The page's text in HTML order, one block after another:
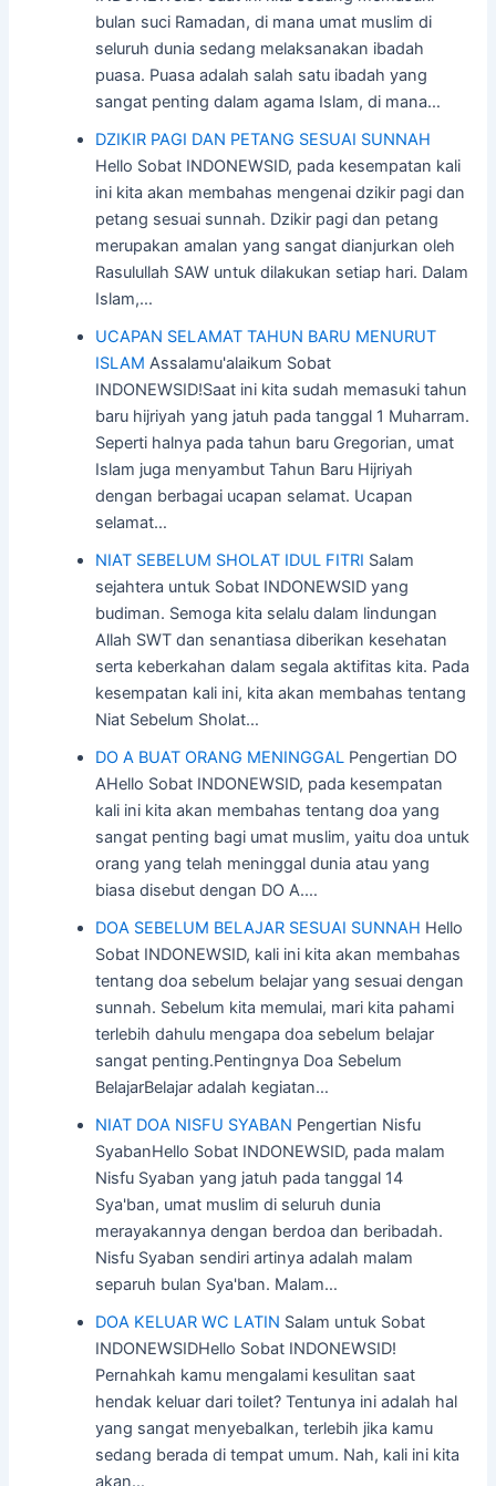
bulan suci Ramadan, di mana umat muslim di
seluruh dunia sedang melaksanakan ibadah
puasa. Puasa adalah salah satu ibadah yang
sangat penting dalam agama Islam, di mana…
DZIKIR PAGI DAN PETANG SESUAI SUNNAH
Hello Sobat INDONEWSID, pada kesempatan kali
ini kita akan membahas mengenai dzikir pagi dan
petang sesuai sunnah. Dzikir pagi dan petang
merupakan amalan yang sangat dianjurkan oleh
Rasulullah SAW untuk dilakukan setiap hari. Dalam
Islam,…
UCAPAN SELAMAT TAHUN BARU MENURUT
ISLAM Assalamu'alaikum Sobat
INDONEWSID!Saat ini kita sudah memasuki tahun
baru hijriyah yang jatuh pada tanggal 1 Muharram.
Seperti halnya pada tahun baru Gregorian, umat
Islam juga menyambut Tahun Baru Hijriyah
dengan berbagai ucapan selamat. Ucapan
selamat…
NIAT SEBELUM SHOLAT IDUL FITRI Salam
sejahtera untuk Sobat INDONEWSID yang
budiman. Semoga kita selalu dalam lindungan
Allah SWT dan senantiasa diberikan kesehatan
serta keberkahan dalam segala aktifitas kita. Pada
kesempatan kali ini, kita akan membahas tentang
Niat Sebelum Sholat…
DO A BUAT ORANG MENINGGAL Pengertian DO
AHello Sobat INDONEWSID, pada kesempatan
kali ini kita akan membahas tentang doa yang
sangat penting bagi umat muslim, yaitu doa untuk
orang yang telah meninggal dunia atau yang
biasa disebut dengan DO A.…
DOA SEBELUM BELAJAR SESUAI SUNNAH Hello
Sobat INDONEWSID, kali ini kita akan membahas
tentang doa sebelum belajar yang sesuai dengan
sunnah. Sebelum kita memulai, mari kita pahami
terlebih dahulu mengapa doa sebelum belajar
sangat penting.Pentingnya Doa Sebelum
BelajarBelajar adalah kegiatan…
NIAT DOA NISFU SYABAN Pengertian Nisfu
SyabanHello Sobat INDONEWSID, pada malam
Nisfu Syaban yang jatuh pada tanggal 14
Sya'ban, umat muslim di seluruh dunia
merayakannya dengan berdoa dan beribadah.
Nisfu Syaban sendiri artinya adalah malam
separuh bulan Sya'ban. Malam…
DOA KELUAR WC LATIN Salam untuk Sobat
INDONEWSIDHello Sobat INDONEWSID!
Pernahkah kamu mengalami kesulitan saat
hendak keluar dari toilet? Tentunya ini adalah hal
yang sangat menyebalkan, terlebih jika kamu
sedang berada di tempat umum. Nah, kali ini kita
akan…